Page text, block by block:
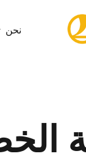
نحن
مدونة الأخلاقيات